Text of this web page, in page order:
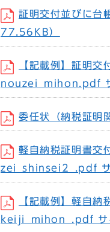
証明交付並びに台
77.56KB）
【記載例】証明交
nouzei_mihon.pdf
委任状（納税証
軽自納税証明書交
zei_shinsei2_.pdf サ
【記載例】軽自納
keiji_mihon_.pdf サ